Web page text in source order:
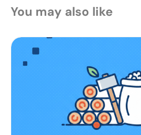
You may also like